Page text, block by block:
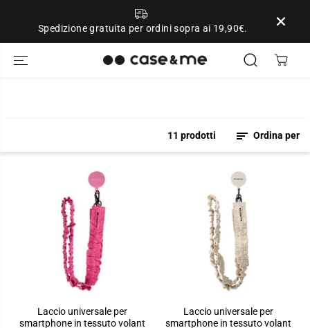
Spedizione gratuita per ordini sopra ai 19,90€.
11 prodotti Ordina per
Laccio universale per
smartphone in tessuto volant
Laccio universale per
smartphone in tessuto volant